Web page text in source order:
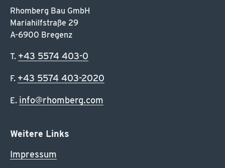
Rhomberg Bau GmbH
Mariahilfstraße 29
A-6900 Bregenz
T. +43 5574 403-0
F. +43 5574 403-2020
E. info@rhomberg.com
Weitere Links
Impressum